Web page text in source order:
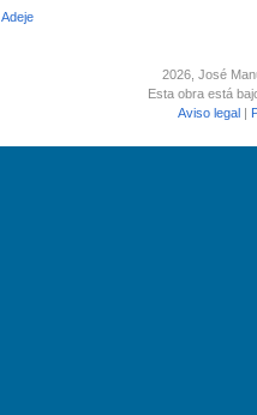
Adeje
2026, José
Esta obra está
Aviso legal |